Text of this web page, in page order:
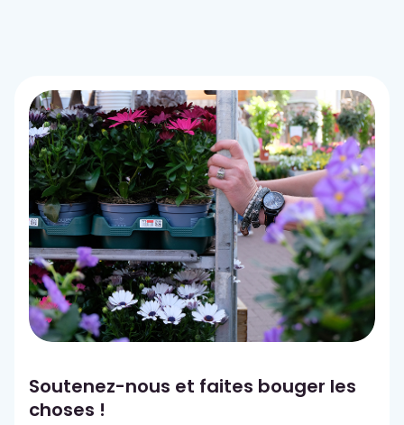
Soutenez-nous et faites bouger les
choses !